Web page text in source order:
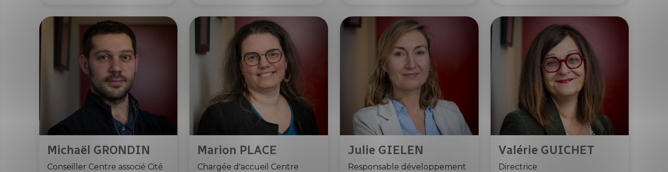
Michaël GRONDIN
Conseiller Centre associé Cité
Marion PLACE
Chargée d'accueil Centre
Julie GIELEN
Responsable développement
Valérie GUICHET
Directrice